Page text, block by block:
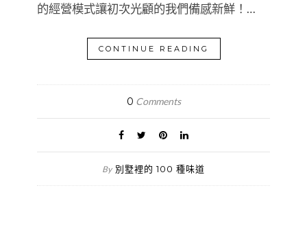
的經營模式讓初次光顧的我們備感新鮮！…
CONTINUE READING
0 Comments
By 別墅裡的 100 種味道